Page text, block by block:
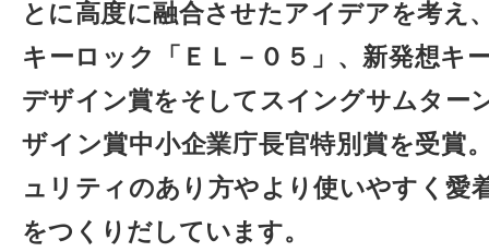
とに高度に融合させたアイデアを考え
キーロック「ＥＬ－０５」、新発想キ
デザイン賞をそしてスイングサムター
ザイン賞中小企業庁長官特別賞を受賞
ュリティのあり方やより使いやすく愛
をつくりだしています。